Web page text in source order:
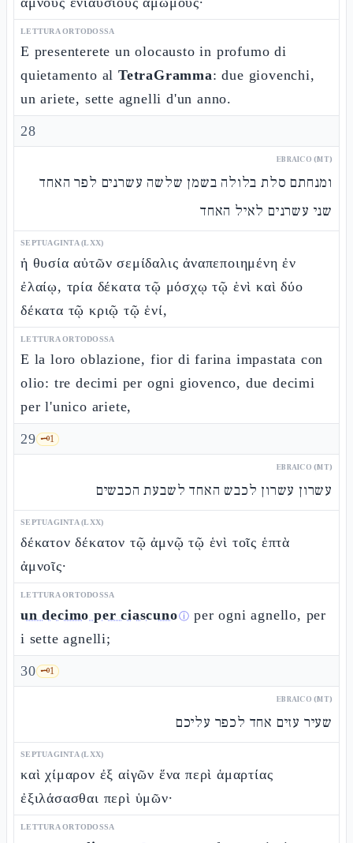
LETTURA ORTODOSSA
E presenterete un olocausto in profumo di
quietamento alTetraGramma: due giovenchi,
un ariete, sette agnelli d'un anno.
28
EBRAICO (MT)
ומנחתם סלת בלולה בשמן שלשה עשרנים לפר האחד
שני עשרנים לאיל האחד
SEPTUAGINTA (LXX)
ἡ θυσία αὐτῶν σεμίδαλις ἀναπεποιημένη ἐν
ἐλαίῳ, τρία δέκατα τῷ μόσχῳ τῷ ἑνὶ καὶ δύο
δέκατα τῷ κριῷ τῷ ἑνί,
LETTURA ORTODOSSA
E la loro oblazione, fior di farina impastata con
olio: tre decimi per ogni giovenco, due decimi
per l'unico ariete,
29 🗝️1
EBRAICO (MT)
עשרון עשרון לכבש האחד לשבעת הכבשים
SEPTUAGINTA (LXX)
δέκατον δέκατον τῷ ἀμνῷ τῷ ἑνὶ τοῖς ἑπτὰ
ἀμνοῖς·
LETTURA ORTODOSSA
un decimo per ciascunoⓘ per ogni agnello, per
i sette agnelli;
30 🗝️1
EBRAICO (MT)
שעיר עזים אחד לכפר עליכם
SEPTUAGINTA (LXX)
καὶ χίμαρον ἐξ αἰγῶν ἕνα περὶ ἁμαρτίας
ἐξιλάσασθαι περὶ ὑμῶν·
LETTURA ORTODOSSA